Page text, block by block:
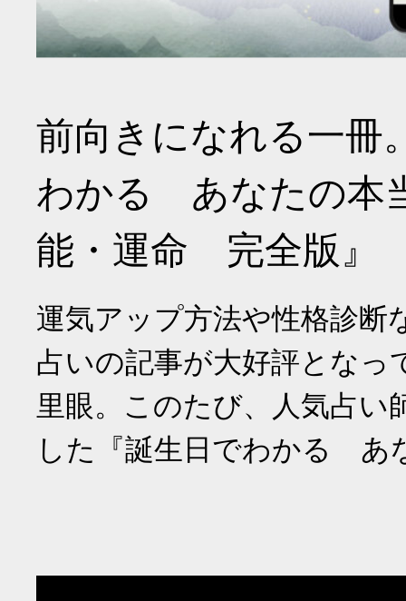
前向きになれる一冊
わかる あなたの本
能・運命 完全版』
運気アップ方法や性格診断
占いの記事が大好評となっ
里眼。このたび、人気占い
した『誕生日でわかる あ